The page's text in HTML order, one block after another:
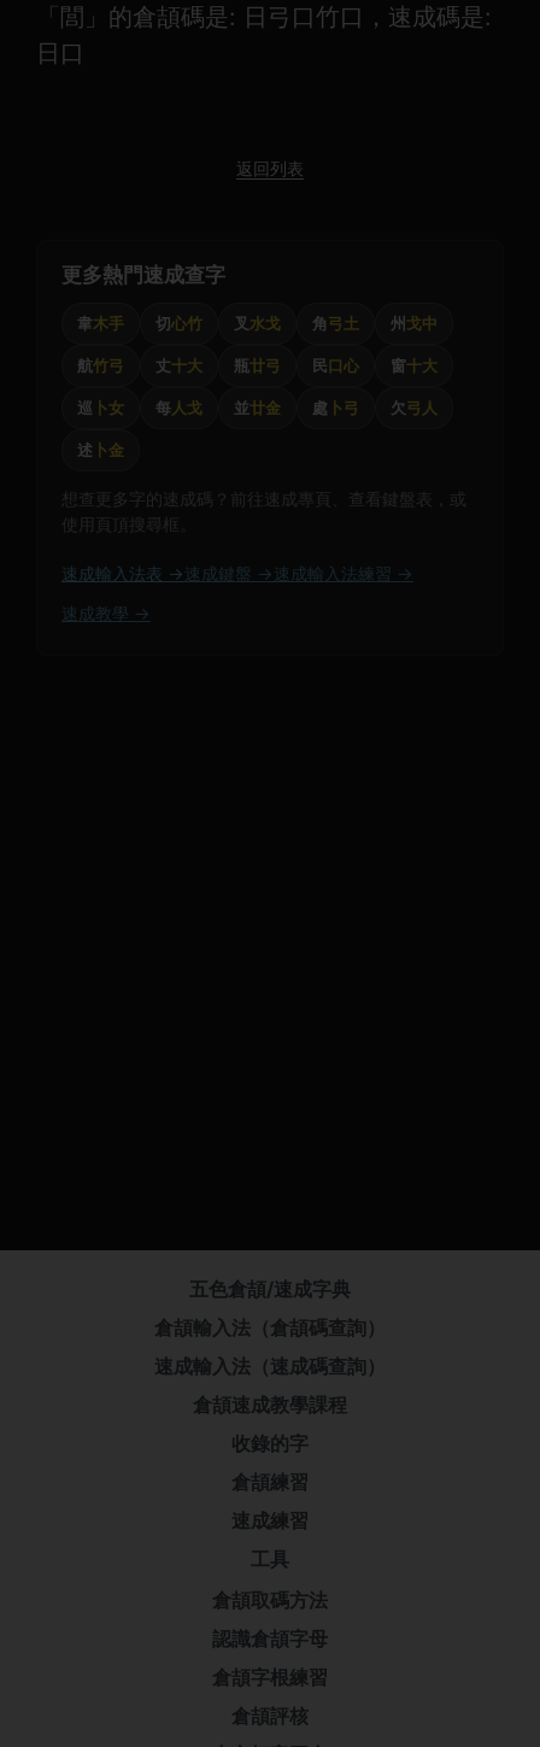
「閭」的倉頡碼是: 日弓口竹口，速成碼是:
日口
返回列表
更多熱門速成查字
韋木手 切心竹 叉 水戈 角弓土 州 戈中
航竹弓 丈十大 瓶廿弓 民口心 窗十大
巡 卜女 每人戈 並廿金 處 卜弓 欠弓人
述 卜金
想查更多字的速成碼？前往速成專頁、查看鍵盤表，或
使用頁頂搜尋框。
速成輸入法表 → 速成鍵盤 → 速成輸入法練習 →
速成教學 →
五色倉頡/速成字典
倉頡輸入法（倉頡碼查詢）
速成輸入法（速成碼查詢）
倉頡速成教學課程
收錄的字
倉頡練習
速成練習
工具
倉頡取碼方法
認識倉頡字母
倉頡字根練習
倉頡評核